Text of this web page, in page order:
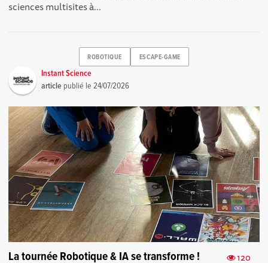
sciences multisites à...
ROBOTIQUE ESCAPE-GAME
Instant Science
article publié le24/07/2026
120
La tournée Robotique & IA se transforme !